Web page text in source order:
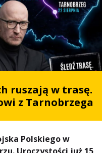
ruszają w trasę.
z Tarnobrzega
Polskiego w